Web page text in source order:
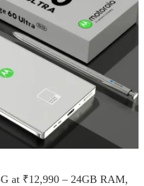
at ₹12,990 – 24GB RAM,